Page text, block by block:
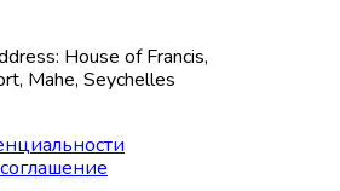
House of Francis,
Mahe, Seychelles